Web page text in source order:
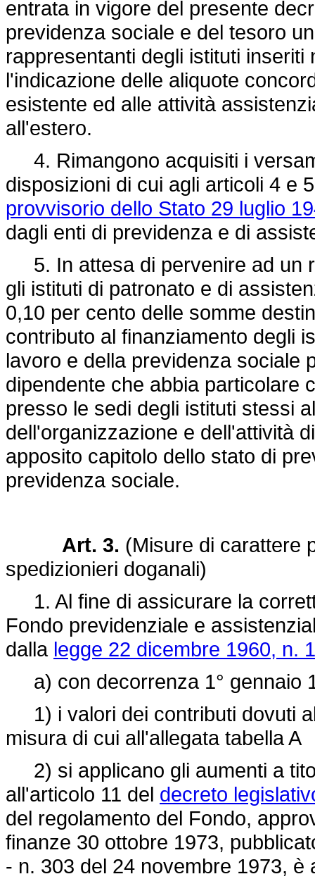
entrata in vigore del presente
previdenza sociale e del tesoro
rappresentanti degli istituti
l'indicazione delle aliquote
esistente ed alle attività
all'estero.
4. Rimangono acquisiti i
disposizioni di cui agli articoli 4 e
provvisorio dello Stato 29 luglio
dagli enti di previdenza e di
5. In attesa di pervenire ad un
gli istituti di patronato e di
0,10 per cento delle somme
contributo al finanziamento degli
lavoro e della previdenza sociale
dipendente che abbia particolare
presso le sedi degli istituti stessi
dell'organizzazione e dell'attività
apposito capitolo dello stato di
previdenza sociale.
Art. 3. (Misure di carattere
spedizionieri doganali)
1. Al fine di assicurare la
Fondo previdenziale e
dalla legge 22 dicembre 1960, n.
a) con decorrenza 1° gennaio
1) i valori dei contributi dovuti
misura di cui all'allegata tabella A
2) si applicano gli aumenti a
all'articolo 11 del decreto
del regolamento del Fondo,
finanze 30 ottobre 1973,
- n. 303 del 24 novembre 1973, è